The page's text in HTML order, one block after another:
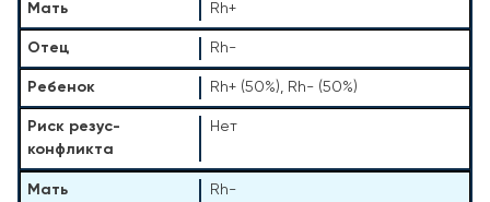
Rh+
Rh-
Rh+ (50%), Rh- (50%)
Нет
Rh-